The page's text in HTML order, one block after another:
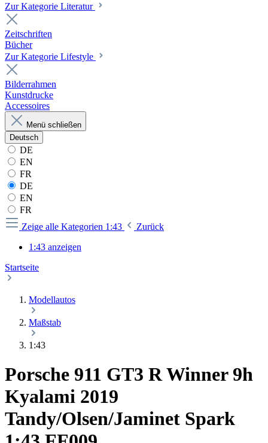
Zur Kategorie Literatur
Zeitschriften
Bücher
Zur Kategorie Lifestyle
Bilderrahmen
Kunstdrucke
Accessoires
Menü schließen
Deutsch
DE
EN
FR
DE
EN
FR
Zeige alle Kategorien 1:43
Zurück
1:43 anzeigen
Startseite
Modellautos
Maßstab
1:43
Porsche 911 GT3 R Winner 9h
Kyalami 2019
Tandy/Olsen/Jaminet Spark